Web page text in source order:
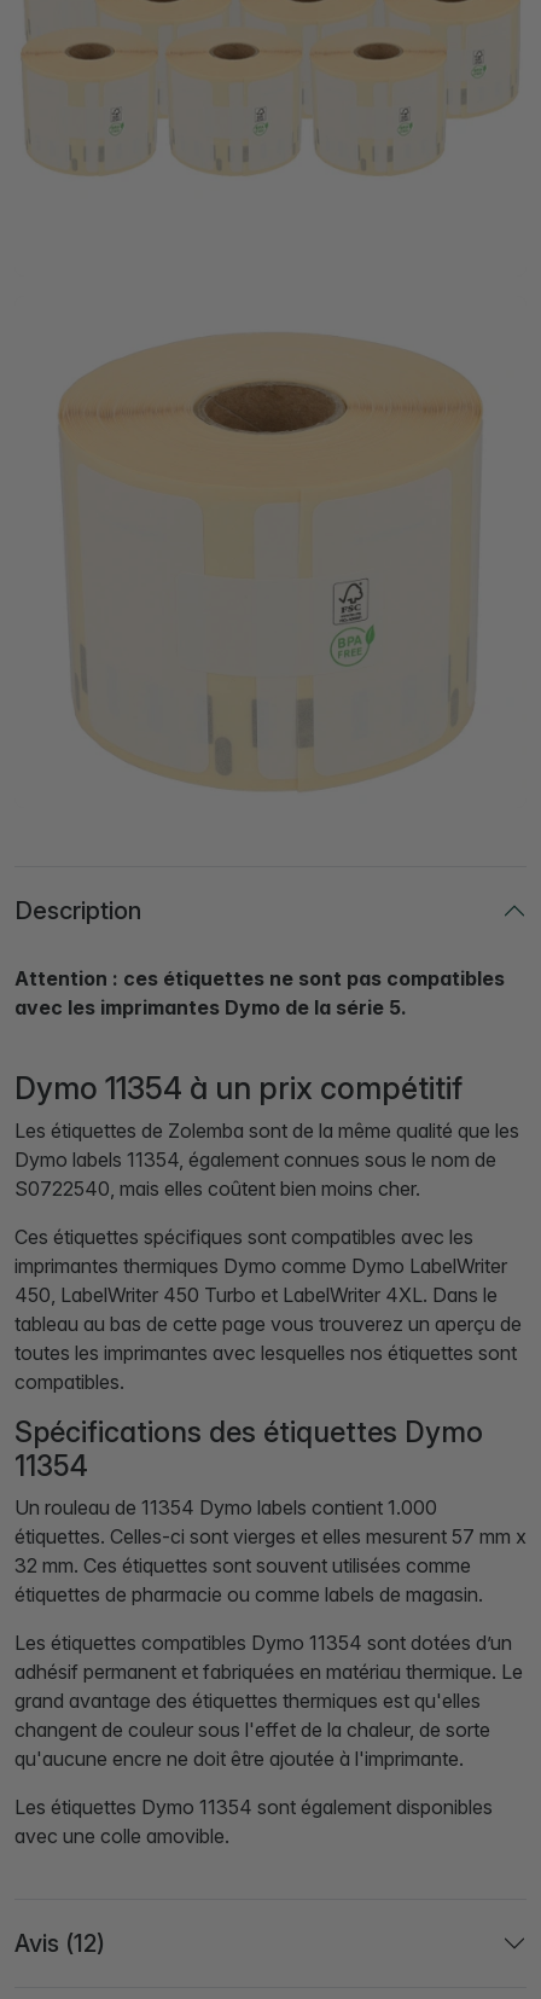
Description
Attention : ces étiquettes ne sont pas compatibles
avec les imprimantes Dymo de la série 5.
Dymo 11354 à un prix compétitif
Les étiquettes de Zolemba sont de la même qualité que les
Dymo labels 11354, également connues sous le nom de
S0722540, mais elles coûtent bien moins cher.
Ces étiquettes spécifiques sont compatibles avec les
imprimantes thermiques Dymo comme Dymo LabelWriter
450, LabelWriter 450 Turbo et LabelWriter 4XL. Dans le
tableau au bas de cette page vous trouverez un aperçu de
toutes les imprimantes avec lesquelles nos étiquettes sont
compatibles.
Spécifications des étiquettes Dymo
11354
Un rouleau de 11354 Dymo labels contient 1.000
étiquettes. Celles-ci sont vierges et elles mesurent 57 mm x
32 mm. Ces étiquettes sont souvent utilisées comme
étiquettes de pharmacie ou comme labels de magasin.
Les étiquettes compatibles Dymo 11354 sont dotées d’un
adhésif permanent et fabriquées en matériau thermique. Le
grand avantage des étiquettes thermiques est qu'elles
changent de couleur sous l'effet de la chaleur, de sorte
qu'aucune encre ne doit être ajoutée à l'imprimante.
Les étiquettes Dymo 11354 sont également disponibles
avec une colle amovible.
Avis (12)